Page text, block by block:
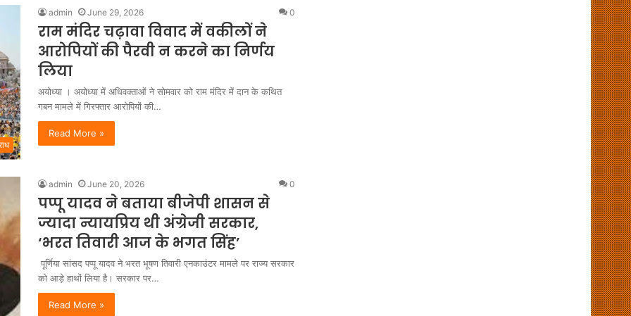
admin June 29, 2026 0
राम मंदिर चढ़ावा विवाद में वकीलों ने
आरोपियों की पैरवी न करने का निर्णय
लिया
अयोध्या । अयोध्या में अधिवक्ताओं ने सोमवार को राम मंदिर में दान के कथित
गबन मामले में गिरफ्तार आरोपियों की…
Read More »
admin June 20, 2026 0
पप्पू यादव ने बताया बीजेपी शासन से
ज्यादा न्यायप्रिय थी अंग्रेजी सरकार,
‘भरत तिवारी आज के भगत सिंह’
पूर्णिया सांसद पप्पू यादव ने भरत भूषण तिवारी एनकाउंटर मामले पर राज्य सरकार
को आड़े हाथों लिया है। सरकार पर…
Read More »